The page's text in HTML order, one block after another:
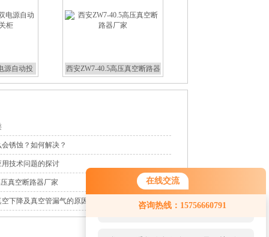
在线交流
咨询热线：15756660791
您好！欢迎前来咨询，很高兴为您
服务，请问您要咨询什么问题呢？
源自动投
西安ZW7-40.5高压真空断路器
锈蚀？如何解决？
技术问题的探讨
真空断路器厂家
下降及真空管漏气的原因